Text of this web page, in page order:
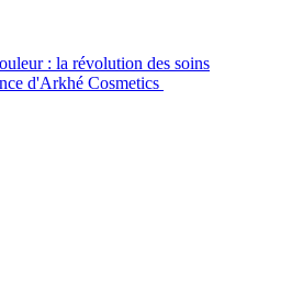
: la révolution des soins
d'Arkhé Cosmetics